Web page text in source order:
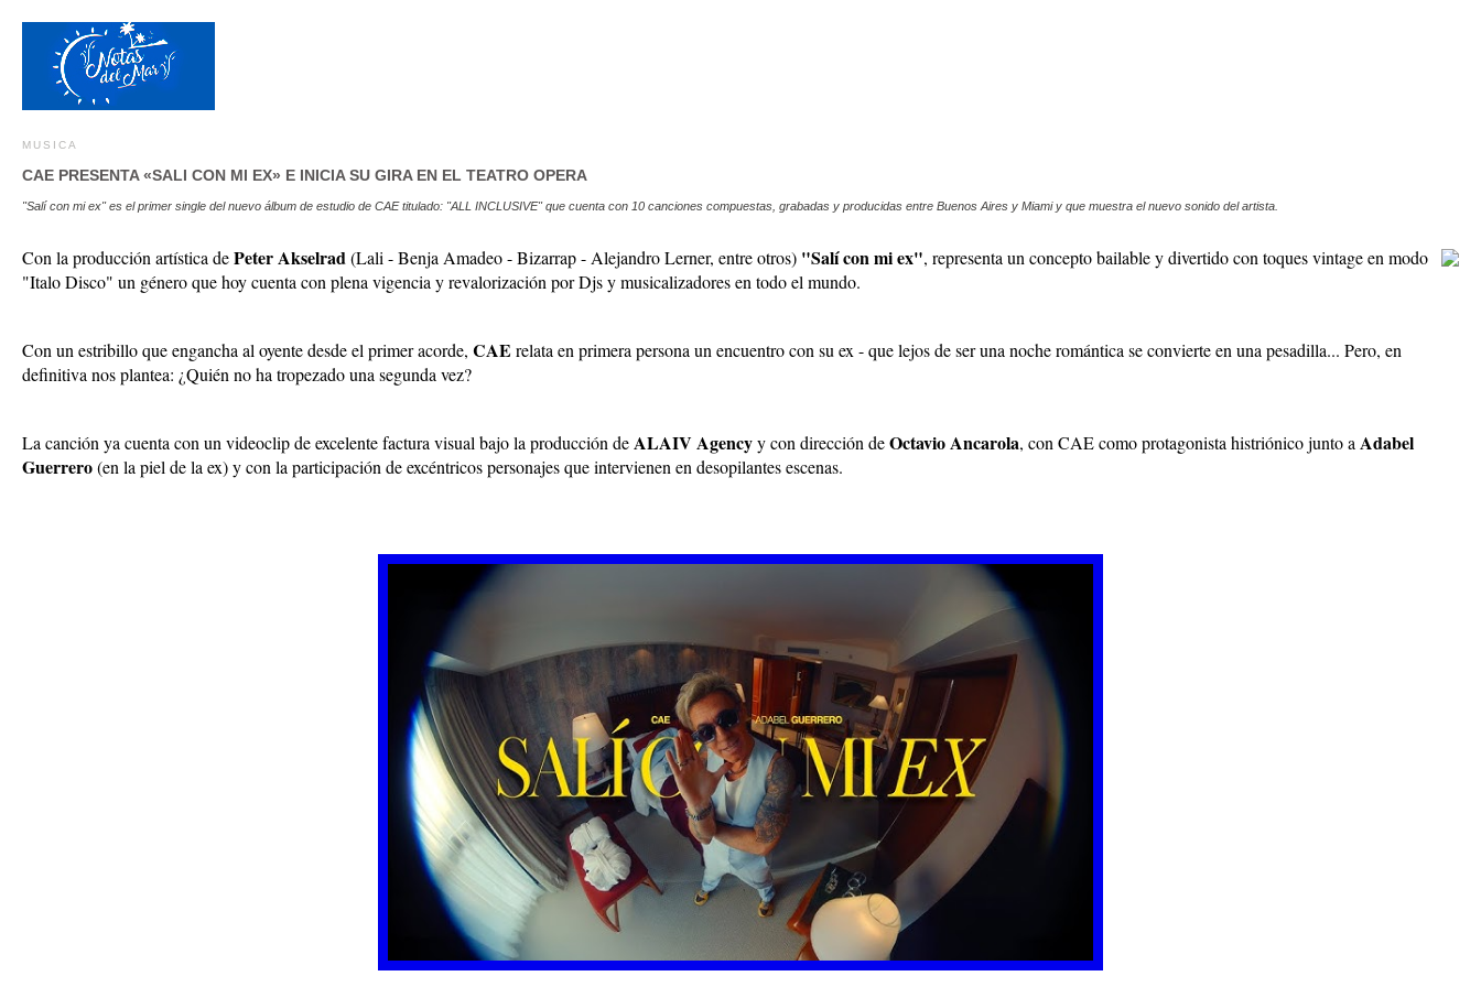
MUSICA
CAE PRESENTA «SALI CON MI EX» E INICIA SU GIRA EN EL TEATRO OPERA
"Salí con mi ex" es el primer single del nuevo álbum de estudio de CAE titulado: "ALL INCLUSIVE" que cuenta con 10 canciones compuestas, grabadas y producidas entre Buenos Aires y Miami y que muestra el nuevo sonido del artista.
Con la producción artística dePeter Akselrad(Lali - Benja Amadeo - Bizarrap - Alejandro Lerner, entre otros) "Salí con mi ex", representa un concepto bailable y divertido con toques vintage en modo
"Italo Disco" un género que hoy cuenta con plena vigencia y revalorización por Djs y musicalizadores en todo el mundo.
Con un estribillo que engancha al oyente desde el primer acorde, CAE relata en primera persona un encuentro con su ex - que lejos de ser una noche romántica se convierte en una pesadilla... Pero, en
definitiva nos plantea: ¿Quién no ha tropezado una segunda vez?
La canción ya cuenta con un videoclip de excelente factura visual bajo la producción deALAIV Agencyy con dirección deOctavio Ancarola, con CAE como protagonista histriónico junto a Adabel
Guerrero(en la piel de la ex) y con la participación de excéntricos personajes que intervienen en desopilantes escenas.